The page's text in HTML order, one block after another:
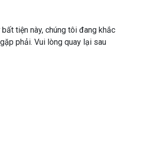
tiện này, chúng tôi đang khắc
phải. Vui lòng quay lại sau